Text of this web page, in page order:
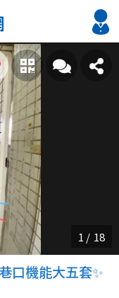
搜尋
好屋限量釋出
好屋限量釋出
口機能大五套✨